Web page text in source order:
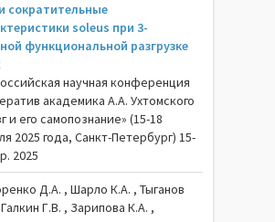
сократительные
soleus при 3-
функциональной разгрузке
научная конференция
академика А.А. Ухтомского
и его самопознание» (15-18
2025 года, Санкт-Петербург) 15-
2025
Д.А. , Шарло К.А. , Тыганов
Г.В. , Зарипова К.А. ,